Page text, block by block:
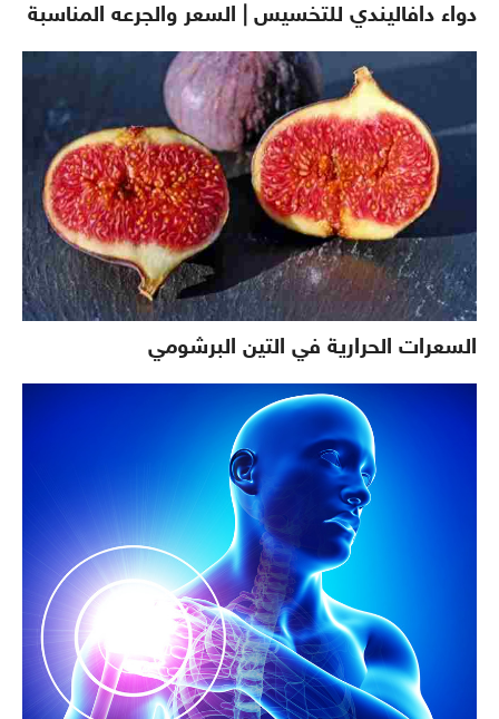
دواء دافاليندي للتخسيس | السعر والجرعه المناسبة
السعرات الحرارية في التين البرشومي